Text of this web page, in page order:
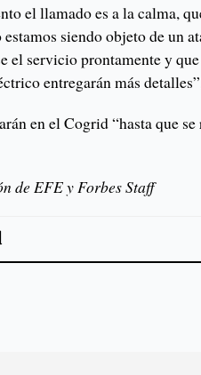
el llamado es a la calma,
estamos siendo objeto de un
el servicio prontamente y
entregarán más
en el Cogrid “hasta que
de EFE y Forbes Staff